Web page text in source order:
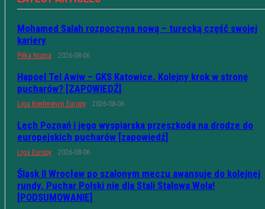
Mohamed Salah rozpoczyna nową – turecką część swojej
kariery
Piłka Nożna 2026-08-06
Hapoel Tel Awiw – GKS Katowice. Kolejny krok w stronę
pucharów? [ZAPOWIEDŹ]
Liga Konferencji Europy 2026-08-06
Lech Poznań i jego wyspiarska przeszkoda na drodze do
europejskich pucharów [zapowiedź]
Liga Europy 2026-08-06
Śląsk II Wrocław po szalonym meczu awansuje do kolejnej
rundy. Puchar Polski nie dla Stali Stalowa Wola!
[PODSUMOWANIE]